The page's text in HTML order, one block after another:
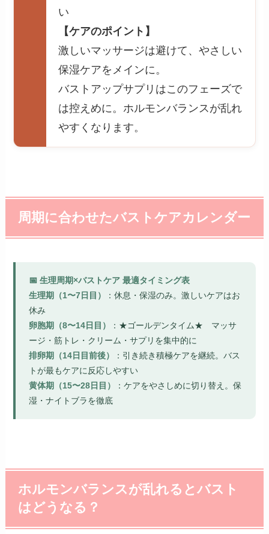
い
【ケアのポイント】
激しいマッサージは避けて、やさしい
保湿ケアをメインに。
バストアップサプリはこのフェーズで
は控えめに。ホルモンバランスが乱れ
やすくなります。
周期に合わせたバストケアカレンダー
📅 生理周期×バストケア 最適タイミング表
生理期（1〜7日目）
：休息・保湿のみ。激しいケアはお
休み
卵胞期（8〜14日目）
：★ゴールデンタイム★ マッサ
ージ・筋トレ・クリーム・サプリを集中的に
排卵期（14日目前後）
：引き続き積極ケアを継続。バス
トが最もケアに反応しやすい
黄体期（15〜28日目）
：ケアをやさしめに切り替え。保
湿・ナイトブラを徹底
ホルモンバランスが乱れるとバスト
はどうなる？